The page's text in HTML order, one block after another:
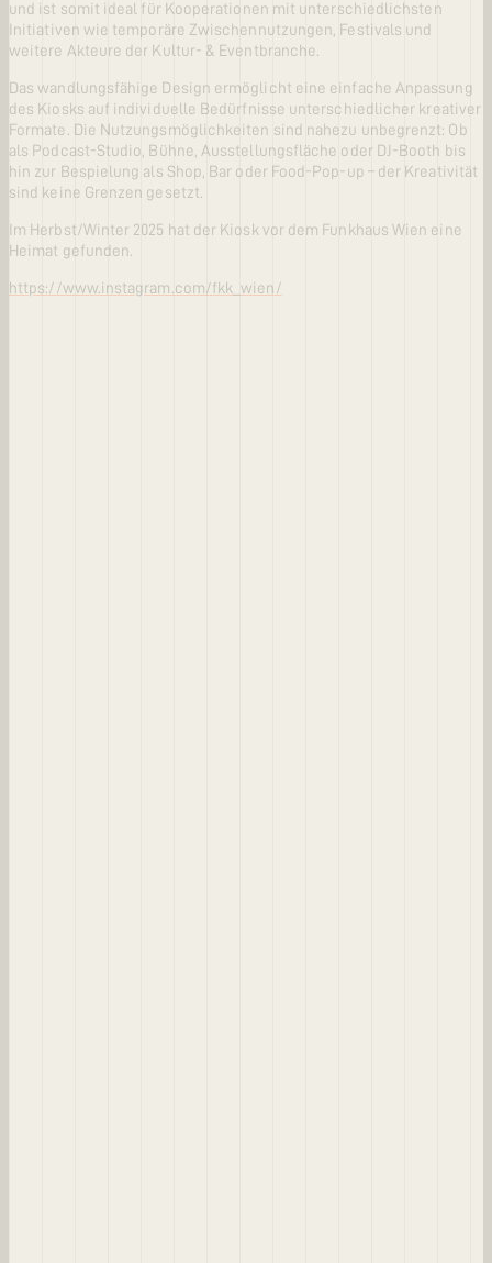
und ist somit ideal für Kooperationen mit unterschiedlichsten
Initiativen wie temporäre Zwischennutzungen, Festivals und
weitere Akteure der Kultur- & Eventbranche.
Das wandlungsfähige Design ermöglicht eine einfache Anpassung
des Kiosks auf individuelle Bedürfnisse unterschiedlicher kreativer
Formate. Die Nutzungsmöglichkeiten sind nahezu unbegrenzt: Ob
als Podcast-Studio, Bühne, Ausstellungsfläche oder DJ-Booth bis
hin zur Bespielung als Shop, Bar oder Food-Pop-up – der Kreativität
sind keine Grenzen gesetzt.
Im Herbst/Winter 2025 hat der Kiosk vor dem Funkhaus Wien eine
Heimat gefunden.
https://www.instagram.com/fkk_wien/